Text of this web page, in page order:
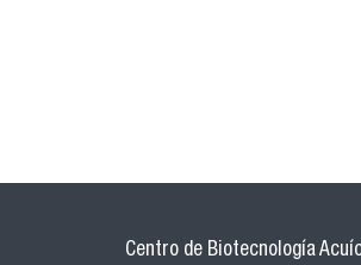
Centro de Biotecnología